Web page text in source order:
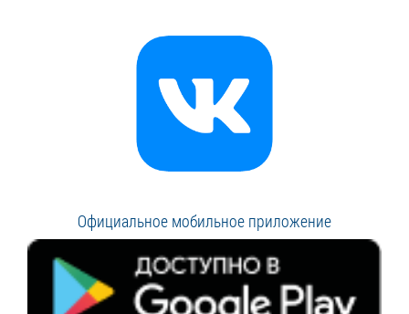
Официальное мобильное приложение